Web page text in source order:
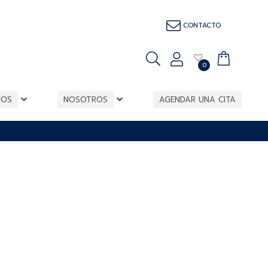
CONTACTO
0
NOSOTROS AGENDAR UNA CITA